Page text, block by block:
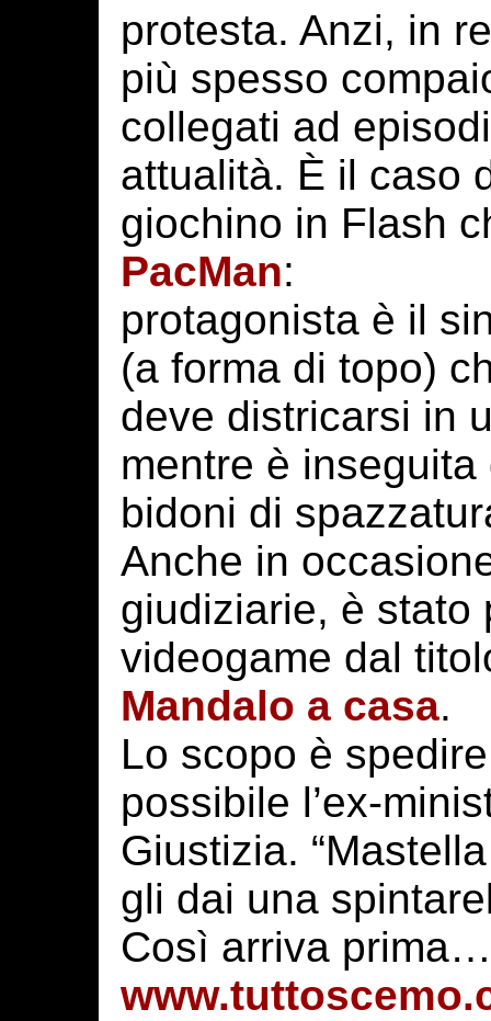
protesta. Anzi, in
più spesso
collegati ad
attualità. È il caso
giochino in Flash
PacMan:
protagonista è il
(a forma di topo)
deve districarsi in
mentre è inseguita
bidoni di
Anche in
giudiziarie, è stato
videogame dal
Mandalo a casa.
Lo scopo è
possibile l’ex-
Giustizia.
gli dai una
Così arriva